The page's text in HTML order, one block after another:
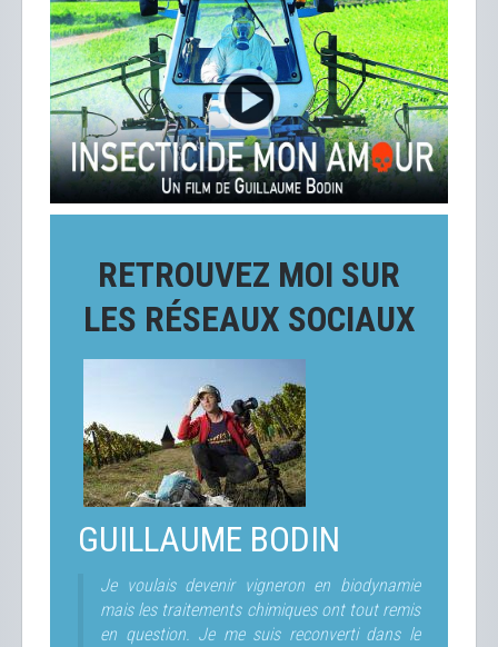
RETROUVEZ MOI SUR
LES RÉSEAUX SOCIAUX
GUILLAUME BODIN
Je voulais devenir vigneron en biodynamie
mais les traitements chimiques ont tout remis
en question. Je me suis reconverti dans le